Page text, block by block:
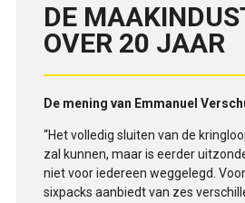
DE
OVER 20 JAAR
De mening van Emmanuel
“Het volledig sluiten van de
zal kunnen, maar is eerder
niet voor iedereen weggelegd.
sixpacks aanbiedt van zes